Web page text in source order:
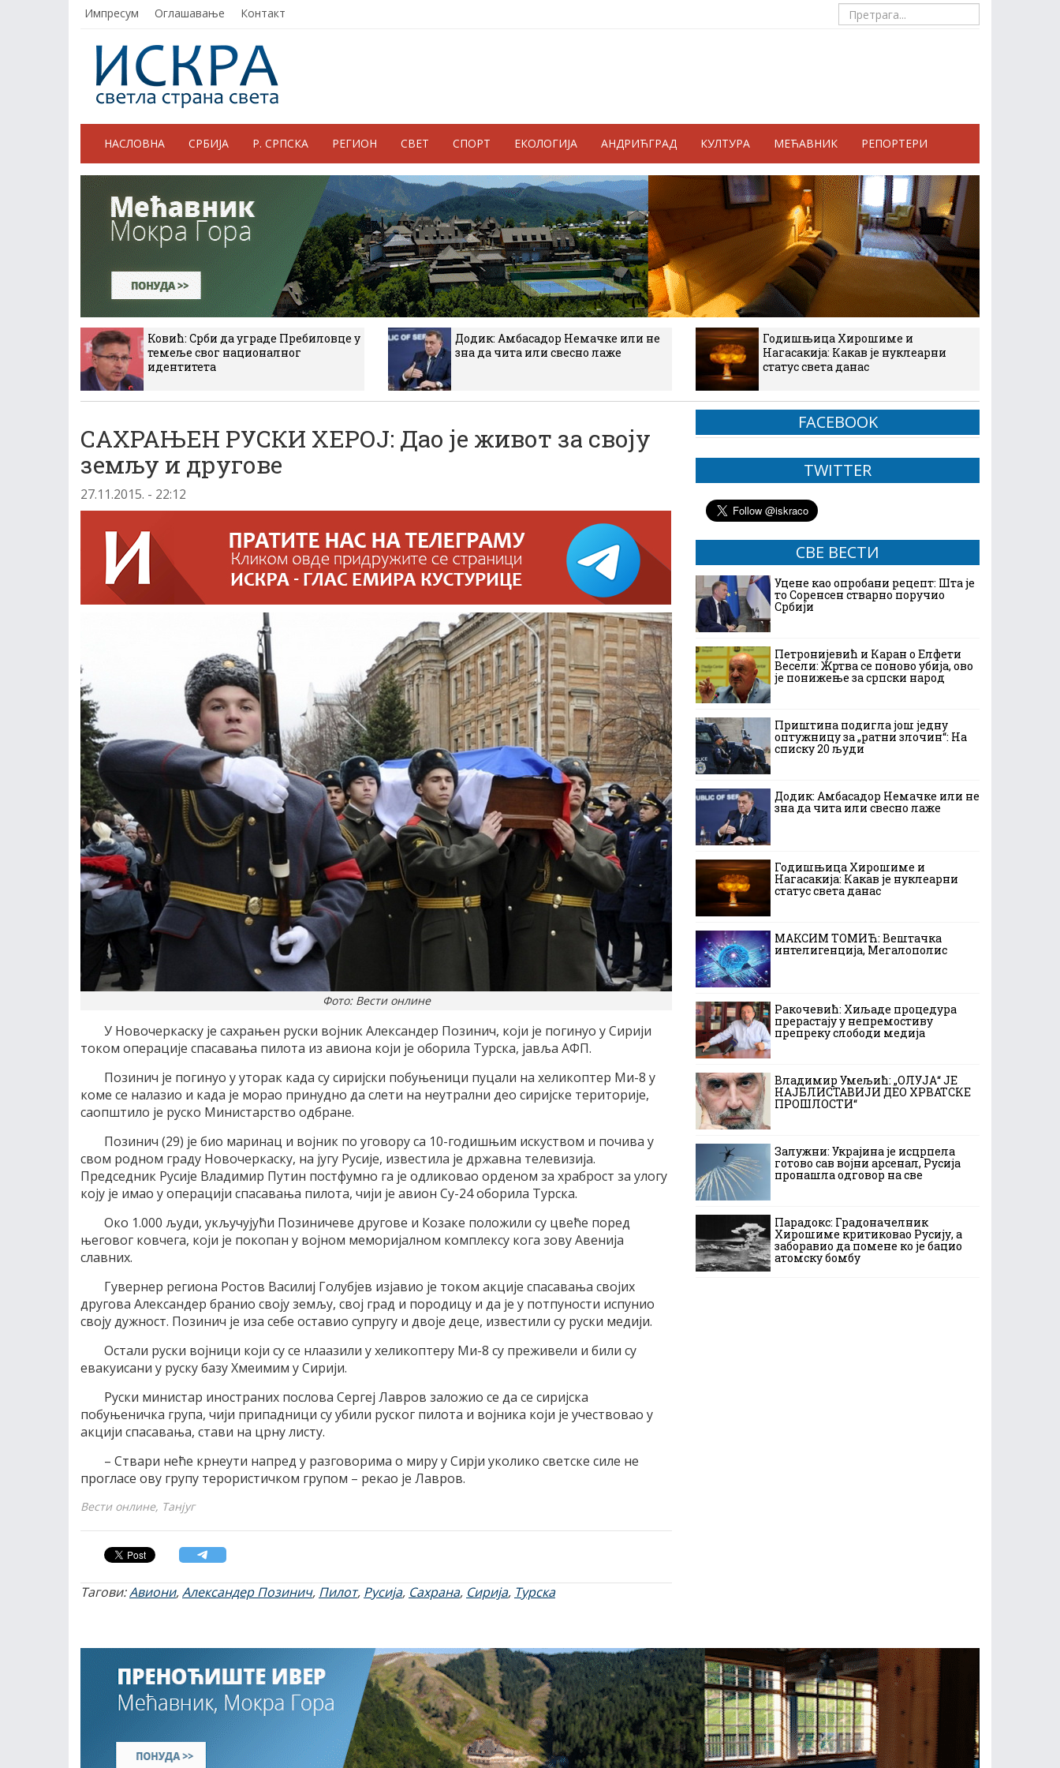
Импресум Оглашавање Контакт
НАСЛОВНА СРБИЈА Р. СРПСКА РЕГИОН СВЕТ СПОРТ ЕКОЛОГИЈА АНДРИЋГРАД КУЛТУРА МЕЋАВНИК РЕПОРТЕРИ
Ковић: Срби да уграде Пребиловце у
темеље свог националног
идентитета
Додик: Амбасадор Немачке или не
зна да чита или свесно лаже
Годишњица Хирошиме и
Нагасакија: Какав је нуклеарни
статус света данас
САХРАЊЕН РУСКИ ХЕРОЈ: Дао је живот за своју
земљу и другове
27.11.2015. - 22:12
Фото: Вести онлине
У Новочеркаску је сахрањен руски војник Александер Позинич, који је погинуо у Сирији
током операције спасавања пилота из авиона који је оборила Турска, јавља АФП.
Позинич је погинуо у уторак када су сиријски побуњеници пуцали на хеликоптер Ми-8 у
коме се налазио и када је морао принудно да слети на неутрални део сиријске територије,
саопштило је руско Министарство одбране.
Позинич (29) је био маринац и војник по уговору са 10-годишњим искуством и почива у
свом родном граду Новочеркаску, на југу Русије, известила је државна телевизија.
Председник Русије Владимир Путин постфумно га је одликовао орденом за храброст за улогу
коју је имао у операцији спасавања пилота, чији је авион Су-24 оборила Турска.
Око 1.000 људи, укључујући Позиничеве другове и Козаке положили су цвеће поред
његовог ковчега, који је покопан у војном меморијалном комплексу кога зову Авенија
славних.
Гувернер региона Ростов Василиј Голубјев изјавио је током акције спасавања својих
другова Александер бранио своју земљу, свој град и породицу и да је у потпуности испунио
своју дужност. Позинич је иза себе оставио супругу и двоје деце, известили су руски медији.
Остали руски војници који су се нлаазили у хеликоптеру Ми-8 су преживели и били су
евакуисани у руску базу Хмеимим у Сирији.
Руски министар иностраних послова Сергеј Лавров заложио се да се сиријска
побуњеничка група, чији припадници су убили руског пилота и војника који је учествовао у
акцији спасавања, стави на црну листу.
– Ствари неће крнеути напред у разговорима о миру у Сирји уколико светске силе не
прогласе ову групу терористичком групом – рекао је Лавров.
Вести онлине, Танјуг
Тагови:Авиони,Александер Позинич, Пилот, Русија, Сахрана, Сирија, Турска
FACEBOOK
TWITTER
СВЕ ВЕСТИ
Уцене као опробани рецепт: Шта је
то Соренсен стварно поручио
Србији
Петронијевић и Каран о Елфети
Весели: Жртва се поново убија, ово
је понижење за српски народ
Приштина подигла још једну
оптужницу за „ратни злочин“: На
списку 20 људи
Додик: Амбасадор Немачке или не
зна да чита или свесно лаже
Годишњица Хирошиме и
Нагасакија: Какав је нуклеарни
статус света данас
МАКСИМ ТОМИЋ: Вештачка
интелигенција, Мегалополис
Ракочевић: Хиљаде процедура
прерастају у непремостиву
препреку слободи медија
Владимир Умељић: „ОЛУЈА“ ЈЕ
НАЈБЛИСТАВИЈИ ДЕО ХРВАТСКЕ
ПРОШЛОСТИ“
Залужни: Украјина је исцрпела
готово сав војни арсенал, Русија
пронашла одговор на све
Парадокс: Градоначелник
Хирошиме критиковао Русију, а
заборавио да помене ко је бацио
атомску бомбу